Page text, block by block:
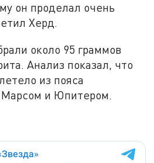
он проделал очень
Херд.
около 95 граммов
Анализ показал, что
из пояса
и Юпитером.